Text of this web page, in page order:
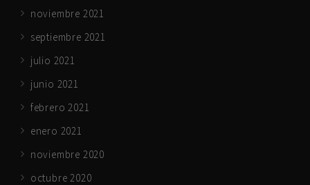
noviembre 2021
septiembre 2021
julio 2021
junio 2021
febrero 2021
enero 2021
noviembre 2020
octubre 2020